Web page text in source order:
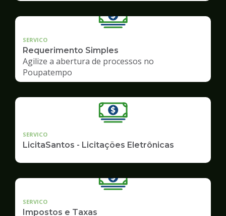
SERVICO
Requerimento Simples
Agilize a abertura de processos no
Poupatempo
SERVICO
LicitaSantos - Licitações Eletrônicas
SERVICO
Impostos e Taxas